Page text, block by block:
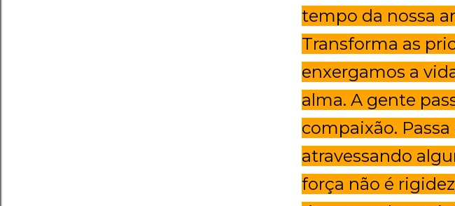
tempo da nossa
Transforma as
enxergamos a
alma. A gente
compaixão.
atravessando
força não é